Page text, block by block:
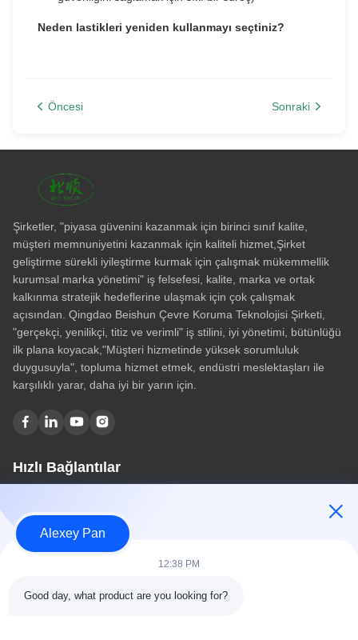
Neden lastikleri yeniden kullanmayı seçtiniz?
Öncesi Sonraki
Şirketler, "piyasa güvenini kazanmak için birinci sınıf kalite,
müşteri memnuniyetini kazanmak için kaliteli hizmet,Şirket
geliştirme sürekli iyileştirme kurmak için çalışmak mükemmellik
kurumsal marka yönetimi" iş felsefesi, kalite, marka ve ortak
kalkınma stratejik hedeflerine ulaşmak için çok çalışmak
açısından. Qingdao Beishun Çevre Koruma Teknolojisi Şirketi,
"gerçekçi, yenilikçi, titiz ve verimli" iş stilini, iyi yönetimi, bütünlüğü
ilk plana koyacak,"Müşteri hizmetinde yüksek sorumluluk
duygusuyla", topluma hizmet etmek, endüstri meslektaşları ile
karşılıklı yarar, daha iyi bir yarın için.
Hızlı Bağlantılar
Hakkımızda
Ürünler
Kategoriler
Alexey Pan
12:38 PM
Good day, what product are you looking for?